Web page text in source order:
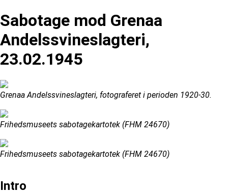
Sabotage mod Grenaa
Andelssvineslagteri,
23.02.1945
Grenaa Andelssvineslagteri, fotograferet i perioden 1920-30.
Frihedsmuseets sabotagekartotek (FHM 24670)
Frihedsmuseets sabotagekartotek (FHM 24670)
Intro